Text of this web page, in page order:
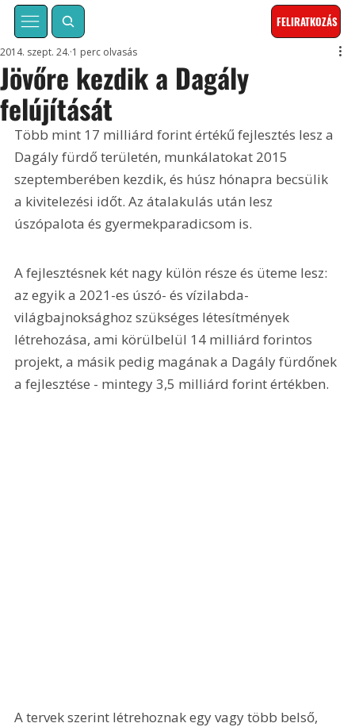
FELIRATKOZÁS
Jövőre kezdik a Dagály
felújítását
2014. szept. 24. 1 perc olvasás
Több mint 17 milliárd forint értékű fejlesztés lesz a
Dagály fürdő területén, munkálatokat 2015
szeptemberében kezdik, és húsz hónapra becsülik
a kivitelezési időt. Az átalakulás után lesz
úszópalota és gyermekparadicsom is.
A fejlesztésnek két nagy külön része és üteme lesz:
az egyik a 2021-es úszó- és vízilabda-
világbajnoksághoz szükséges létesítmények
létrehozása, ami körülbelül 14 milliárd forintos
projekt, a másik pedig magának a Dagály fürdőnek
a fejlesztése - mintegy 3,5 milliárd forint értékben.
A tervek szerint létrehoznak egy vagy több belső,